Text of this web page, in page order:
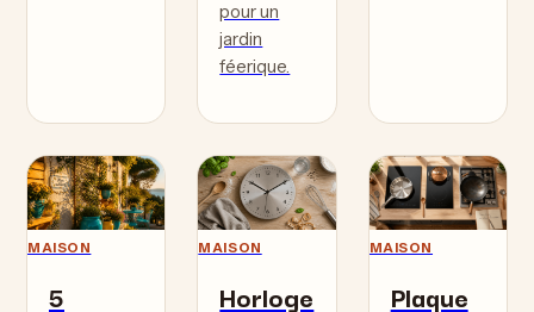
pour un
jardin
féerique.
MAISON
5
MAISON
Horloge
MAISON
Plaque